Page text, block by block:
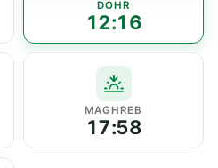
DOHR
12:16
MAGHREB
17:58